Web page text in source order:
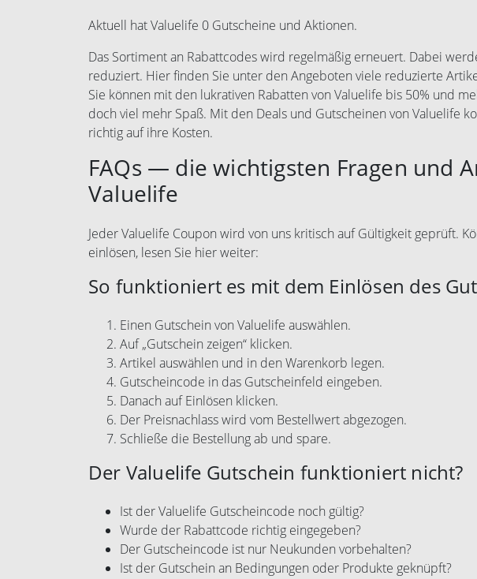
Aktuell hat Valuelife 0 Gutscheine und Aktionen.
Das Sortiment an Rabattcodes wird regelmäßig erneuert. Dabei
reduziert. Hier finden Sie unter den Angeboten viele reduzierte
Sie können mit den lukrativen Rabatten von Valuelife bis 50% und
doch viel mehr Spaß. Mit den Deals und Gutscheinen von Valuelife
richtig auf ihre Kosten.
FAQs — die wichtigsten Fragen und
Valuelife
Jeder Valuelife Coupon wird von uns kritisch auf Gültigkeit geprüft.
einlösen, lesen Sie hier weiter:
So funktioniert es mit dem Einlösen des
Einen Gutschein von Valuelife auswählen.
Auf „Gutschein zeigen“ klicken.
Artikel auswählen und in den Warenkorb legen.
Gutscheincode in das Gutscheinfeld eingeben.
Danach auf Einlösen klicken.
Der Preisnachlass wird vom Bestellwert abgezogen.
Schließe die Bestellung ab und spare.
Der Valuelife Gutschein funktioniert nicht?
Ist der Valuelife Gutscheincode noch gültig?
Wurde der Rabattcode richtig eingegeben?
Der Gutscheincode ist nur Neukunden vorbehalten?
Ist der Gutschein an Bedingungen oder Produkte geknüpft?